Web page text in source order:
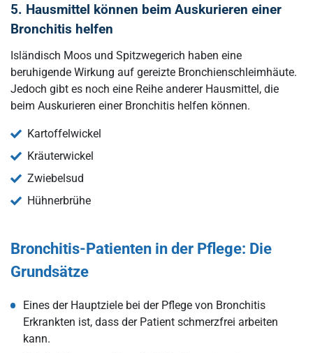
5. Hausmittel können beim Auskurieren einer
Bronchitis helfen
Isländisch Moos und Spitzwegerich haben eine
beruhigende Wirkung auf gereizte Bronchienschleimhäute.
Jedoch gibt es noch eine Reihe anderer Hausmittel, die
beim Auskurieren einer Bronchitis helfen können.
Kartoffelwickel
Kräuterwickel
Zwiebelsud
Hühnerbrühe
Bronchitis-Patienten in der Pflege: Die
Grundsätze
Eines der Hauptziele bei der Pflege von Bronchitis
Erkrankten ist, dass der Patient schmerzfrei arbeiten
kann.